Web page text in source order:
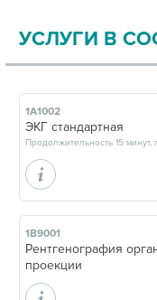
УСЛУГИ В
1А1002
ЭКГ стандартная
Продолжительность 15 минут,
1В9001
Рентгенография
проекции